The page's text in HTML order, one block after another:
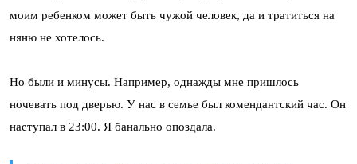
моим ребенком может быть чужой человек, да и тратиться на
няню не хотелось.
Но были и минусы. Например, однажды мне пришлось
ночевать под дверью. У нас в семье был комендантский час. Он
наступал в 23:00. Я банально опоздала.